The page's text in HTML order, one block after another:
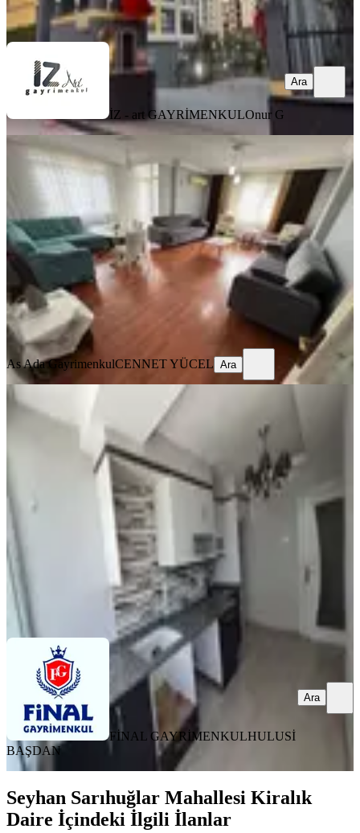
Ara
İZ - art GAYRİMENKULOnur G
Ara
Barajyolu Bulvar Üzerinde 3+1 Full
Eşyalı Kiralık Daire✅️
Seyhan, Yenibaraj Mahallesi
3+1·150 m²·3. Kat·03.08.2026
35.000 ₺
As Ada Gayrimenkul CENNET YÜCEL
Ara
As Ada GayrimenkulCENNET YÜCEL Ara
YENİ
Mavi Bulvar Ceylan Market Civarı
Masrafsız Daire
Seyhan, Yeşilyurt Mahallesi
3+1 · 145 m² 2. Kat· 03.08.2026
23.000 ₺
FİNAL GAYRİMENKULHULUSİ BAŞDAN
Ara
FİNAL GAYRİMENKULHULUSİ
BAŞDAN
Ara
Seyhan Sarıhuğlar Mahallesi Kiralık
Daire İçindeki İlgili İlanlar